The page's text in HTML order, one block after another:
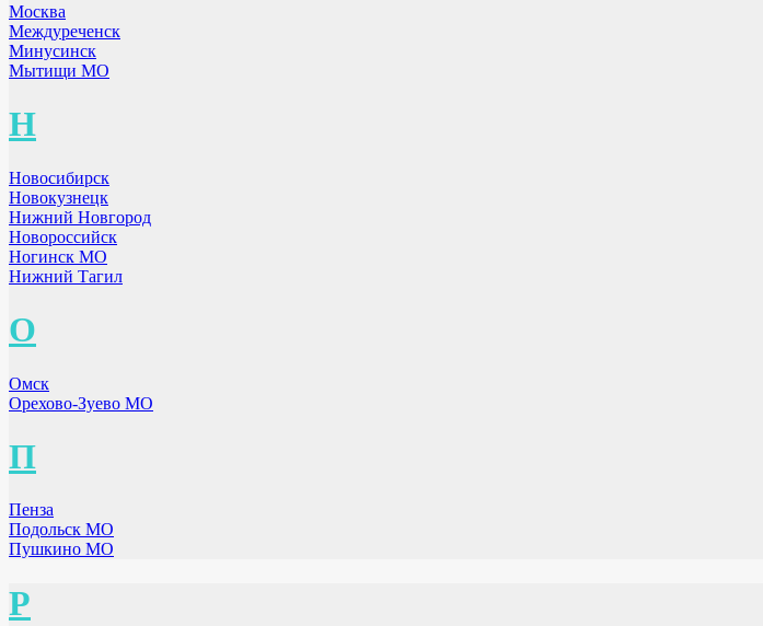
Москва
Междуреченск
Минусинск
Мытищи МО
Н
Новосибирск
Новокузнецк
Нижний Новгород
Новороссийск
Ногинск МО
Нижний Тагил
О
Омск
Орехово-Зуево МО
П
Пенза
Подольск МО
Пушкино МО
Р